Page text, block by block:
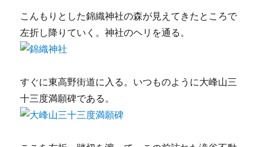
こんもりとした錦織神社の森が見えてきたところで
左折し降りていく。神社のヘリを通る。
すぐに東高野街道に入る。いつものように大峰山三
十三度満願碑である。